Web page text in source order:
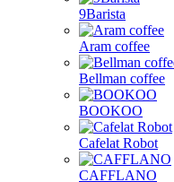
9Barista
Aram coffee
Bellman coffee
BOOKOO
Cafelat Robot
CAFFLANO